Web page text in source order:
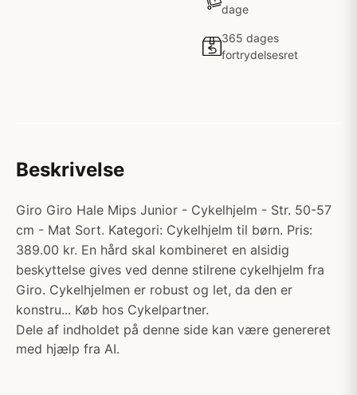
dage
365 dages
fortrydelsesret
Beskrivelse
Giro Giro Hale Mips Junior - Cykelhjelm - Str. 50-57
cm - Mat Sort. Kategori: Cykelhjelm til børn. Pris:
389.00 kr. En hård skal kombineret en alsidig
beskyttelse gives ved denne stilrene cykelhjelm fra
Giro. Cykelhjelmen er robust og let, da den er
konstru... Køb hos Cykelpartner.
Dele af indholdet på denne side kan være genereret
med hjælp fra AI.